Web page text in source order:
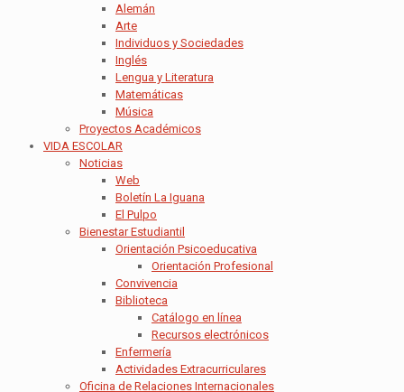
Alemán
Arte
Individuos y Sociedades
Inglés
Lengua y Literatura
Matemáticas
Música
Proyectos Académicos
VIDA ESCOLAR
Noticias
Web
Boletín La Iguana
El Pulpo
Bienestar Estudiantil
Orientación Psicoeducativa
Orientación Profesional
Convivencia
Biblioteca
Catálogo en línea
Recursos electrónicos
Enfermería
Actividades Extracurriculares
Oficina de Relaciones Internacionales